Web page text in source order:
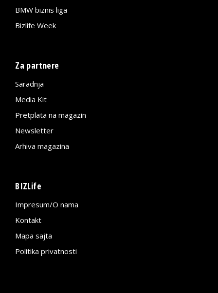
BMW biznis liga
Bizlife Week
Za partnere
Saradnja
Media Kit
Pretplata na magazin
Newsletter
Arhiva magazina
BIZLife
Impresum/O nama
Kontakt
Mapa sajta
Politika privatnosti